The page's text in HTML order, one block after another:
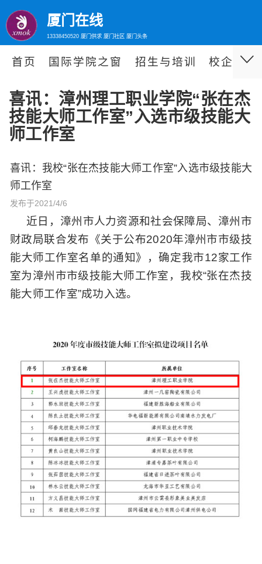
厦门在线
13338450520 厦门供求 厦门社区 厦门头条
首页 国际学院之窗 招生与培训 校企合作
喜讯：漳州理工职业学院“张在杰
技能大师工作室”入选市级技能大
师工作室
喜讯：我校“张在杰技能大师工作室”入选市级技能大
师工作室
发布于2021/4/6
近日，漳州市人力资源和社会保障局、漳州市
财政局联合发布《关于公布2020年漳州市市级技
能大师工作室名单的通知》，确定我市12家工作
室为漳州市市级技能大师工作室，我校“张在杰技
能大师工作室”成功入选。